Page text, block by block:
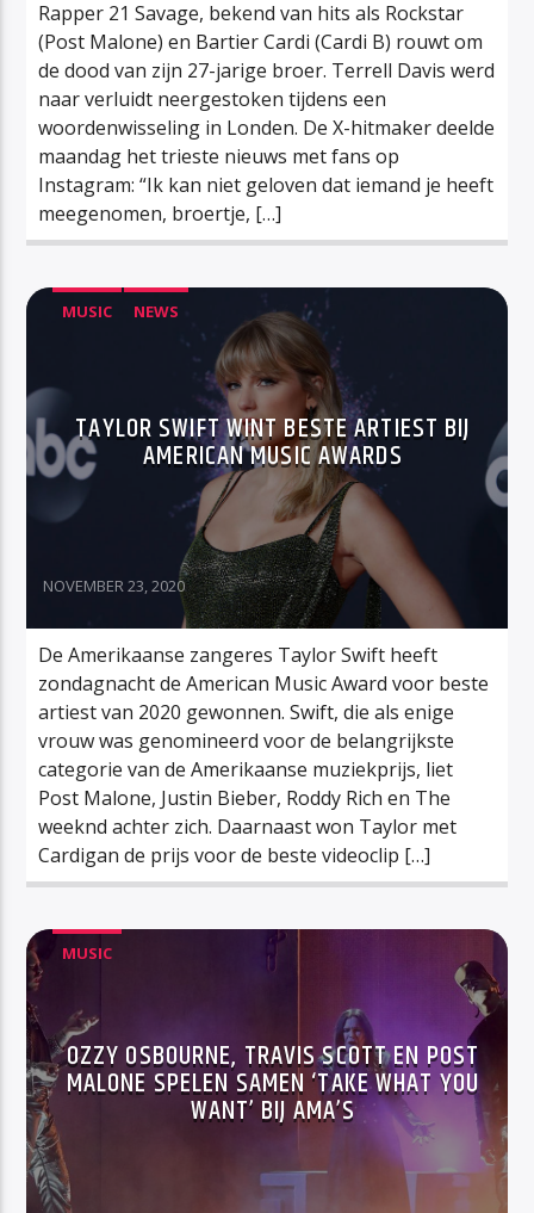
Rapper 21 Savage, bekend van hits als Rockstar
(Post Malone) en Bartier Cardi (Cardi B) rouwt om
de dood van zijn 27-jarige broer. Terrell Davis werd
naar verluidt neergestoken tijdens een
woordenwisseling in Londen. De X-hitmaker deelde
maandag het trieste nieuws met fans op
Instagram: “Ik kan niet geloven dat iemand je heeft
meegenomen, broertje, […]
MUSIC NEWS
TAYLOR SWIFT WINT BESTE ARTIEST BIJ
AMERICAN MUSIC AWARDS
NOVEMBER 23, 2020
De Amerikaanse zangeres Taylor Swift heeft
zondagnacht de American Music Award voor beste
artiest van 2020 gewonnen. Swift, die als enige
vrouw was genomineerd voor de belangrijkste
categorie van de Amerikaanse muziekprijs, liet
Post Malone, Justin Bieber, Roddy Rich en The
weeknd achter zich. Daarnaast won Taylor met
Cardigan de prijs voor de beste videoclip […]
MUSIC
OZZY OSBOURNE, TRAVIS SCOTT EN POST
MALONE SPELEN SAMEN ‘TAKE WHAT YOU
WANT’ BIJ AMA’S